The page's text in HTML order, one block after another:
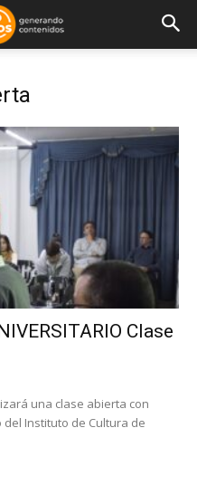
Clase
una clase abierta con
Instituto de Cultura de